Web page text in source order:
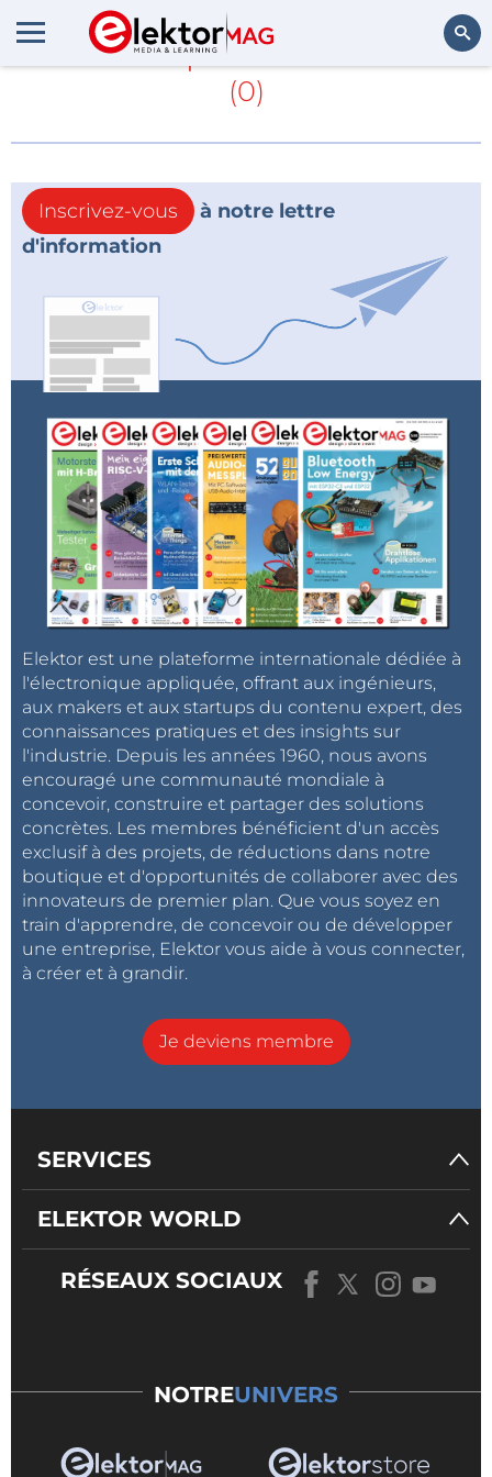
En savoir plus sur Kontron
(0)
Inscrivez-vous
à notre lettre
d'information
Elektor est une plateforme internationale dédiée à
l'électronique appliquée, offrant aux ingénieurs,
aux makers et aux startups du contenu expert, des
connaissances pratiques et des insights sur
l'industrie. Depuis les années 1960, nous avons
encouragé une communauté mondiale à
concevoir, construire et partager des solutions
concrètes. Les membres bénéficient d'un accès
exclusif à des projets, de réductions dans notre
boutique et d'opportunités de collaborer avec des
innovateurs de premier plan. Que vous soyez en
train d'apprendre, de concevoir ou de développer
une entreprise, Elektor vous aide à vous connecter,
à créer et à grandir.
Je deviens membre
SERVICES
ELEKTOR WORLD
RÉSEAUX SOCIAUX
NOTREUNIVERS